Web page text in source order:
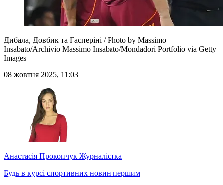
Дибала, Довбик та Гасперіні / Photo by Massimo
Insabato/Archivio Massimo Insabato/Mondadori Portfolio via Getty
Images
08 жовтня 2025, 11:03
Анастасія Прокопчук Журналістка
Будь в курсі спортивних новин першим